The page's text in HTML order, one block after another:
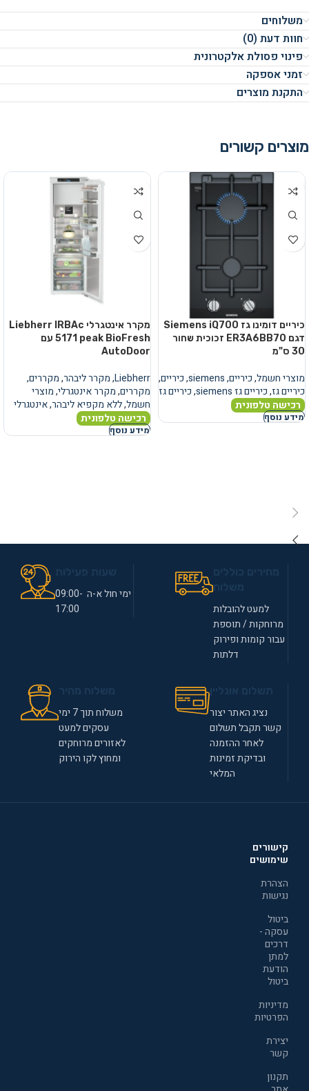
משלוחים
חוות דעת (0)
פינוי פסולת אלקטרונית
זמני אספקה
התקנת מוצרים
מוצרים קשורים
כיריים דומינו גז Siemens iQ700
דגם ER3A6BB70 זכוכית שחור
30 ס"מ
מוצרי חשמל,כיריים,
siemens
,כיריים,
כיריים גז,כיריים גז siemens ,כיריים גז
רכישה טלפונית
מידע נוסף
מקרר אינטגרלי Liebherr IRBAc
5171 peak BioFresh עם
AutoDoor
Liebherr
,מקרר ליבהר,מקררים,
מקררים,מקרר אינטגרלי,מוצרי
חשמל,ללא מקפיא ליבהר,אינטגרלי
רכישה טלפונית
מידע נוסף
למעט להובלות
מרוחקות / תוספת
עבור קומות ופירוק
דלתות
ימי חול א-ה 09:00-
17:00
נציג האתר יצור
קשר תקבל תשלום
לאחר ההזמנה
ובדיקת זמינות
המלאי
משלוח תוך 7 ימי
עסקים למעט
לאזורים מרוחקים
ומחוץ לקו הירוק
קישורים
שימושים
הצהרת
נגישות
ביטול
עסקה -
דרכים
למתן
הודעת
ביטול
מדיניות
הפרטיות
יצירת
קשר
תקנון